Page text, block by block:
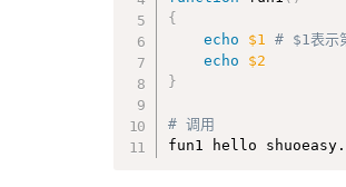
{
echo
$1
# $1表示
echo
$2
}
# 调用
fun1 hello